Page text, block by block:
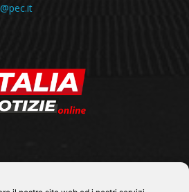
SEGUICI SU